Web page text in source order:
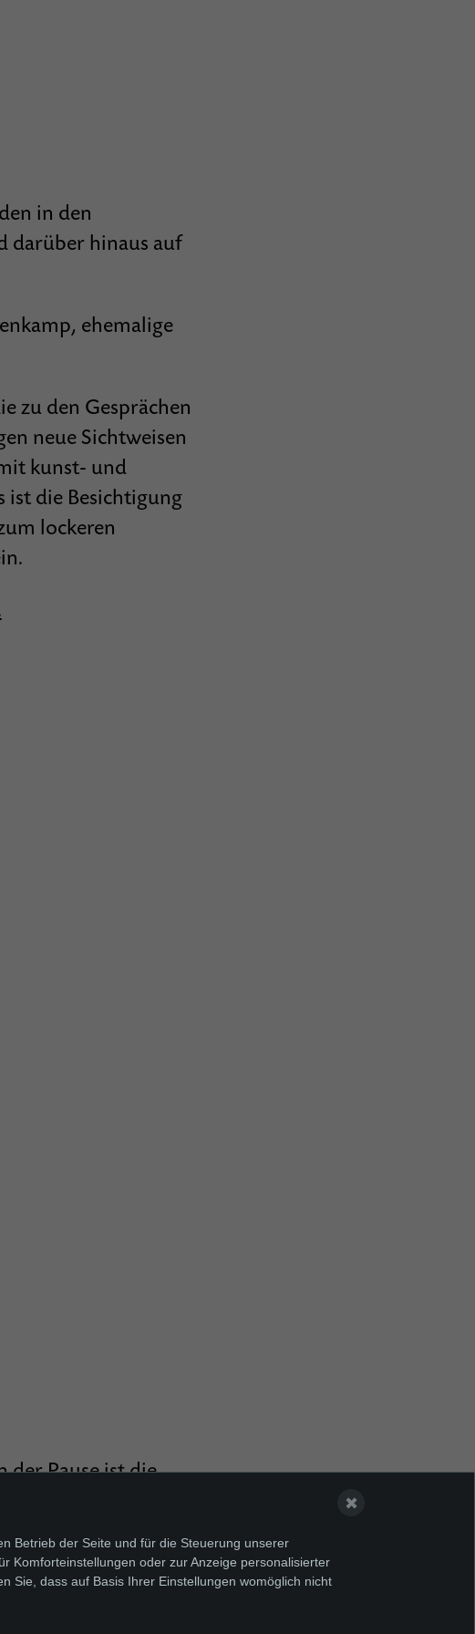
in den
darüber hinaus auf
ehemalige
zu den Gesprächen
neue Sichtweisen
kunst- und
ist die Besichtigung
lockeren
der Pause ist die
und Auszubildende
Betrieb der Seite und für die Steuerung unserer
Komforteinstellungen oder zur Anzeige personalisierter
Sie, dass auf Basis Ihrer Einstellungen womöglich nicht
✖